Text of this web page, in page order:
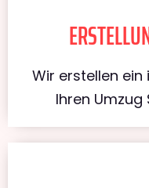
Wir erstellen
Ihren Umzug